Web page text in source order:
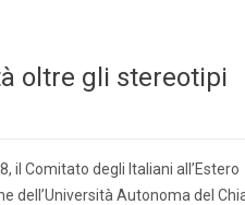
oltre gli stereotipi
il Comitato degli Italiani all’Estero
dell’Università Autonoma del